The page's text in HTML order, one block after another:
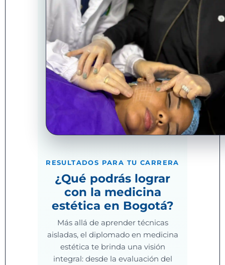
RESULTADOS PARA TU CARRERA
¿Qué podrás lograr
con la medicina
estética en Bogotá?
Más allá de aprender técnicas
aisladas, el diplomado en medicina
estética te brinda una visión
integral: desde la evaluación del